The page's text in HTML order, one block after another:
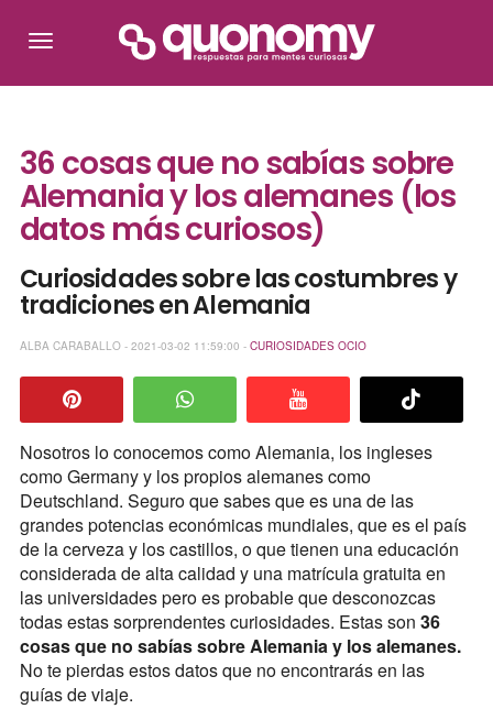
36 cosas que no sabías sobre
Alemania y los alemanes (los
datos más curiosos)
Curiosidades sobre las costumbres y
tradiciones en Alemania
ALBA CARABALLO - 2021-03-02 11:59:00 - CURIOSIDADES OCIO
Nosotros lo conocemos como Alemania, los ingleses
como Germany y los propios alemanes como
Deutschland. Seguro que sabes que es una de las
grandes potencias económicas mundiales, que es el país
de la cerveza y los castillos, o que tienen una educación
considerada de alta calidad y una matrícula gratuita en
las universidades pero es probable que desconozcas
todas estas sorprendentes curiosidades. Estas son 36
cosas que no sabías sobre Alemania y los alemanes.
No te pierdas estos datos que no encontrarás en las
guías de viaje.